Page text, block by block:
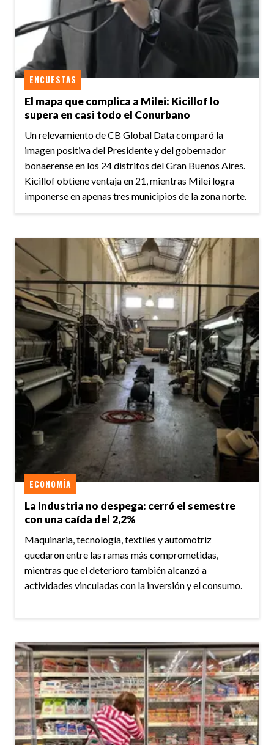
El mapa que complica a Milei: Kicillof lo
supera en casi todo el Conurbano
ENCUESTAS
Un relevamiento de CB Global Data comparó la
imagen positiva del Presidente y del gobernador
bonaerense en los 24 distritos del Gran Buenos Aires.
Kicillof obtiene ventaja en 21, mientras Milei logra
imponerse en apenas tres municipios de la zona norte.
La industria no despega: cerró el semestre
con una caída del 2,2%
ECONOMÍA
Maquinaria, tecnología, textiles y automotriz
quedaron entre las ramas más comprometidas,
mientras que el deterioro también alcanzó a
actividades vinculadas con la inversión y el consumo.